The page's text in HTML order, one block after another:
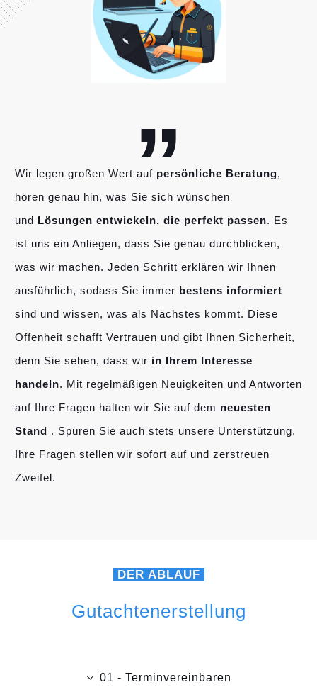
„
Wir legen großen Wert auf persönliche Beratung,
hören genau hin, was Sie sich wünschen
und Lösungen entwickeln, die perfekt passen. Es
ist uns ein Anliegen, dass Sie genau durchblicken,
was wir machen. Jeden Schritt erklären wir Ihnen
ausführlich, sodass Sie immer bestens informiert
sind und wissen, was als Nächstes kommt. Diese
Offenheit schafft Vertrauen und gibt Ihnen Sicherheit,
denn Sie sehen, dass wir in Ihrem Interesse
handeln. Mit regelmäßigen Neuigkeiten und Antworten
auf Ihre Fragen halten wir Sie auf dem neuesten
Stand . Spüren Sie auch stets unsere Unterstützung.
Ihre Fragen stellen wir sofort auf und zerstreuen
Zweifel.
DER ABLAUF
Gutachtenerstellung
01 - Terminvereinbaren